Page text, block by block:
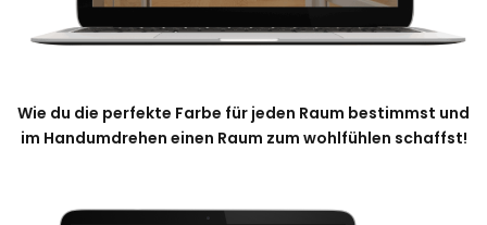
Wie du die perfekte Farbe für jeden Raum bestimmst und
im Handumdrehen einen Raum zum wohlfühlen schaffst!